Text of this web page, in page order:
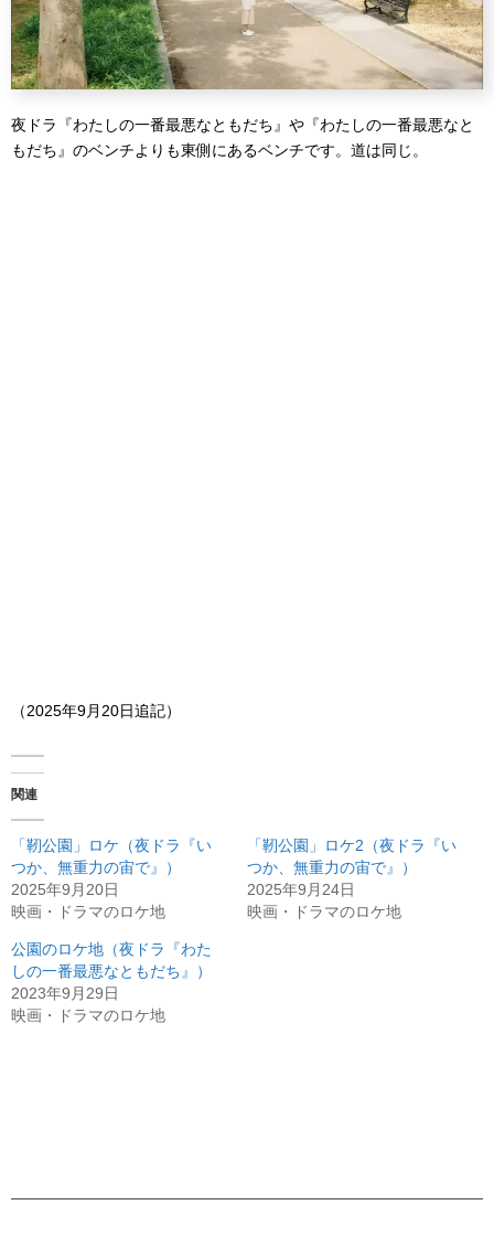
夜ドラ『わたしの一番最悪なともだち』や『わたしの一番最悪なと
もだち』のベンチよりも東側にあるベンチです。道は同じ。
（2025年9月20日追記）
関連
「靭公園」ロケ（夜ドラ『い
つか、無重力の宙で』）
2025年9月20日
映画・ドラマのロケ地
「靭公園」ロケ2（夜ドラ『い
つか、無重力の宙で』）
2025年9月24日
映画・ドラマのロケ地
公園のロケ地（夜ドラ『わた
しの一番最悪なともだち』）
2023年9月29日
映画・ドラマのロケ地